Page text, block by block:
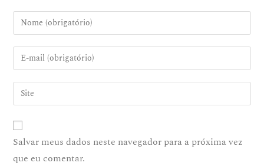
Salvar meus dados neste navegador para a próxima vez
que eu comentar.